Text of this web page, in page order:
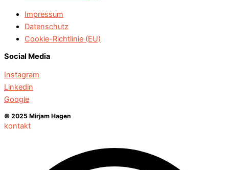
Impressum
Datenschutz
Cookie-Richtlinie (EU)
Social Media
Instagram
Linkedin
Google
© 2025 Mirjam Hagen
kontakt